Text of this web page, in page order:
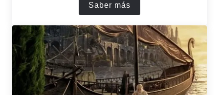
Saber más¿Qué significa el ojo de